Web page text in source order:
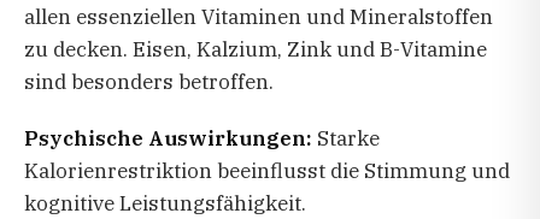
allen essenziellen Vitaminen und Mineralstoffen
zu decken. Eisen, Kalzium, Zink und B-Vitamine
sind besonders betroffen.
Psychische Auswirkungen: Starke
Kalorienrestriktion beeinflusst die Stimmung und
kognitive Leistungsfähigkeit.